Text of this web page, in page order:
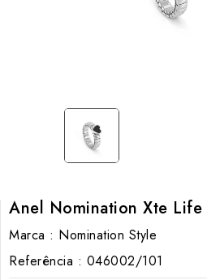
Anel Nomination Xte Life
Marca : Nomination Style
Referência : 046002/101